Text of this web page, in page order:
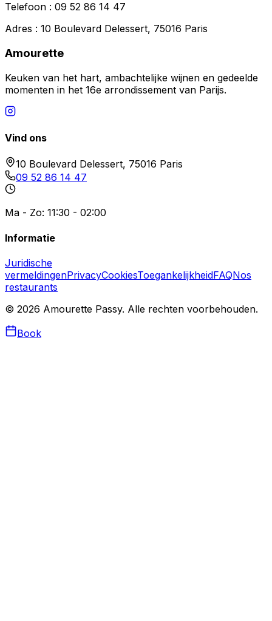
Telefoon : 09 52 86 14 47
Adres : 10 Boulevard Delessert, 75016 Paris
Amourette
Keuken van het hart, ambachtelijke wijnen en gedeelde
momenten in het 16e arrondissement van Parijs.
Vind ons
10 Boulevard Delessert, 75016 Paris
09 52 86 14 47
Ma - Zo: 11:30 - 02:00
Informatie
Juridische
vermeldingenPrivacyCookiesToegankelijkheidFAQNos
restaurants
© 2026 Amourette Passy. Alle rechten voorbehouden.
Book